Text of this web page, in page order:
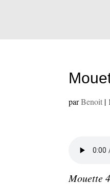
parBenoit |
Mouette 4